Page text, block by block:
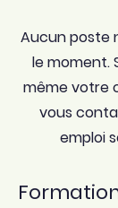
Aucun poste
le moment.
même votre
vous
emploi